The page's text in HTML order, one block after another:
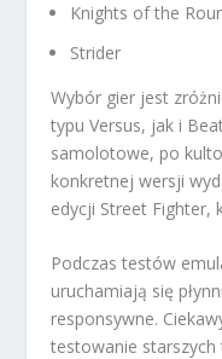
Knights of the
Strider
Wybór gier jest
typu Versus, jak i
samolotowe, po
konkretnej wersji
edycji Street
Podczas testów
uruchamiają się
responsywne.
testowanie starszych